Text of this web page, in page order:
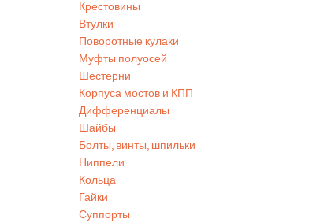
Крестовины
Втулки
Поворотные кулаки
Муфты полуосей
Шестерни
Корпуса мостов и КПП
Дифференциалы
Шайбы
Болты, винты, шпильки
Ниппели
Кольца
Гайки
Суппорты